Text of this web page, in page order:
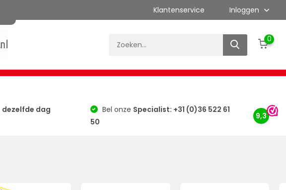
Klantenservice Inloggen
0
dezelfde dag
Bel onze Specialist: +31 (0)36 522 61
50
9,3